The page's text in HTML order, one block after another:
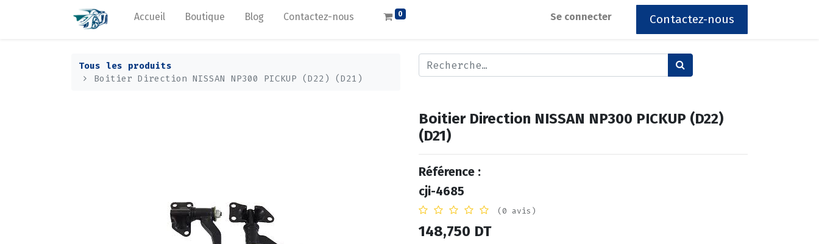
Accueil Boutique Blog Contactez-nous 0 Se connecter Contactez-nous
Tous les produits
Boitier Direction NISSAN NP300 PICKUP (D22) (D21)
Boitier Direction NISSAN NP300 PICKUP (D22)
(D21)
Référence :
cji-4685
(0 avis)
148,750 DT